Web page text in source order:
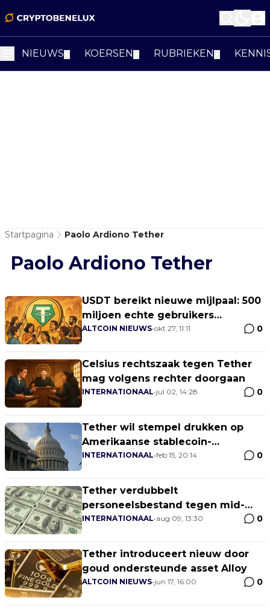
NIEUWS KOERSEN RUBRIEKEN
Startpagina Paolo Ardiono Tether
Paolo Ardiono Tether
USDT bereikt nieuwe mijlpaal: 500
miljoen echte gebruikers
wereldwijd
ALTCOIN NIEUWS•okt 27, 11:11 0
Celsius rechtszaak tegen Tether
mag volgens rechter doorgaan
INTERNATIONAAL•jul 02, 14:28 0
Tether wil stempel drukken op
Amerikaanse stablecoin-
wetgeving
INTERNATIONAAL•feb 15, 20:14 0
Tether verdubbelt
personeelsbestand tegen mid-
2025, aldus rapport
INTERNATIONAAL•aug 09, 13:30 0
Tether introduceert nieuw door
goud ondersteunde asset Alloy
ALTCOIN NIEUWS•jun 17, 16:00 0